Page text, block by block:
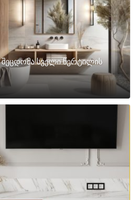
შეცდომა სველი წერტილის